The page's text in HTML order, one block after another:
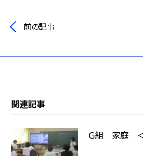
前の記事
関連記事
Ｇ組 家庭